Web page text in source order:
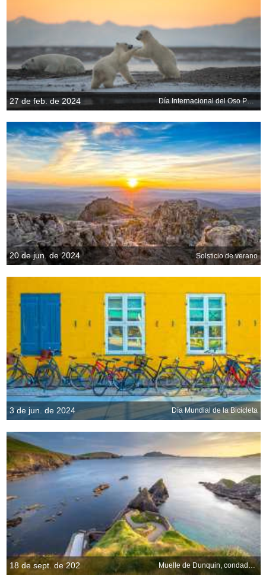
27 de feb. de 2024 Día Internacional del Oso Polar
20 de jun. de 2024 Solsticio de verano
3 de jun. de 2024 Día Mundial de la Bicicleta
18 de sept. de 202 Muelle de Dunquin, condado de Kerry, Irlanda